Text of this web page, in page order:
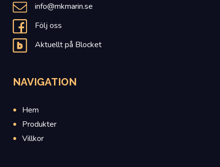
info@mkmarin.se
Följ oss
Aktuellt på Blocket
NAVIGATION
Hem
Produkter
Villkor